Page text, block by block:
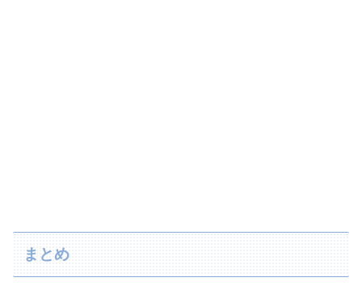
まとめ